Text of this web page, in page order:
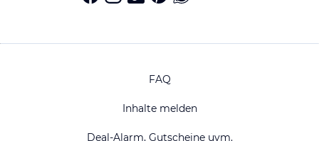
FAQ
Inhalte melden
Deal-Alarm, Gutscheine uvm.